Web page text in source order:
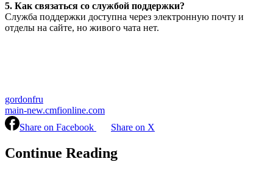
5. Как связаться со службой поддержки?
Служба поддержки доступна через электронную почту и
отделы на сайте, но живого чата нет.
gordonfru
main-new.cmfionline.com
Share on Facebook
Share on X
Continue Reading